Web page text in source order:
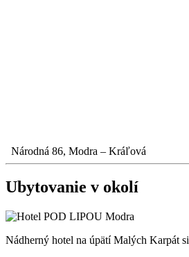
Národná 86, Modra – Kráľová
Ubytovanie v okolí
Nádherný hotel na úpätí Malých Karpát si